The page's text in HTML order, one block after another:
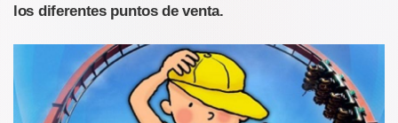
los diferentes puntos de venta.